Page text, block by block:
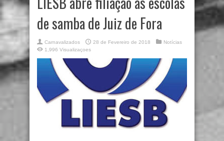
de samba de Juiz de Fora
Carnavalizados 28 de Fevereiro de 2018
Notícias
1,996 Visualizaçoes